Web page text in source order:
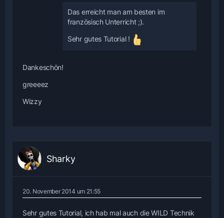
Das erreicht man am besten im
französisch Unterricht ;).
Sehr gutes Tutorial !
Dankeschön!
greeeez
Wizzy
Sharky
20. November 2014 um 21:55
Sehr gutes Tutorial, ich hab mal auch die WILD Technik